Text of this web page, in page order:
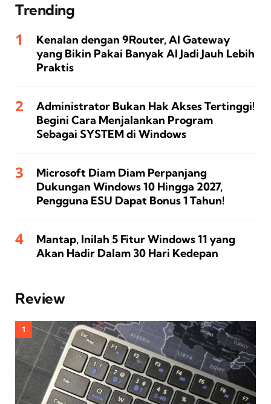
Trending
Kenalan dengan 9Router, AI Gateway
yang Bikin Pakai Banyak AI Jadi Jauh Lebih
Praktis
Administrator Bukan Hak Akses Tertinggi!
Begini Cara Menjalankan Program
Sebagai SYSTEM di Windows
Microsoft Diam Diam Perpanjang
Dukungan Windows 10 Hingga 2027,
Pengguna ESU Dapat Bonus 1 Tahun!
Mantap, Inilah 5 Fitur Windows 11 yang
Akan Hadir Dalam 30 Hari Kedepan
Review